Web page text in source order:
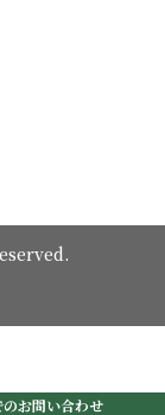
お問い合わせ